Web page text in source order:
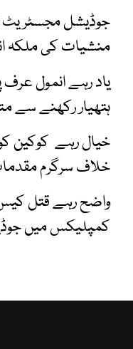
جوڈیشل مجسٹریٹ
منشیات کی ملکہ
یاد رہے انمول
ہتھیار رکھنے سے
خیال رہے کوکین
خلاف سرگرم مقدمات کی
واضح رہے قتل کیس
کمپلیکس میں